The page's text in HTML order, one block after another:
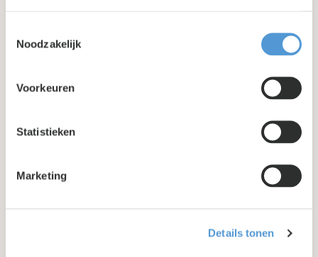
Noodzakelijk
Voorkeuren
Statistieken
Marketing
Details tonen
kamers